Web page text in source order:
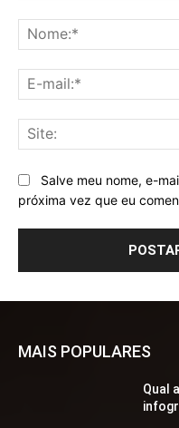
Salve meu nome, e-
próxima vez que eu
MAIS POPULARES
Qual